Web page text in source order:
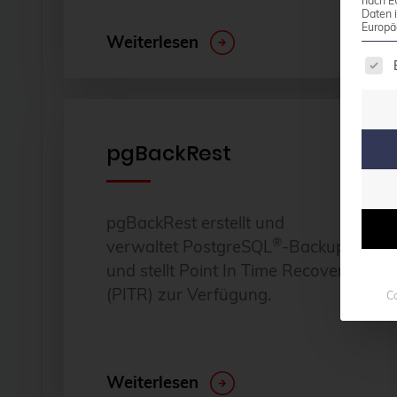
Weiterlesen
pgBackRest
pgBackRest erstellt und
verwaltet PostgreSQL ® -Backups,
und stellt Point In Time Recovery
(PITR) zur Verfügung.
Weiterlesen
Daten
Es